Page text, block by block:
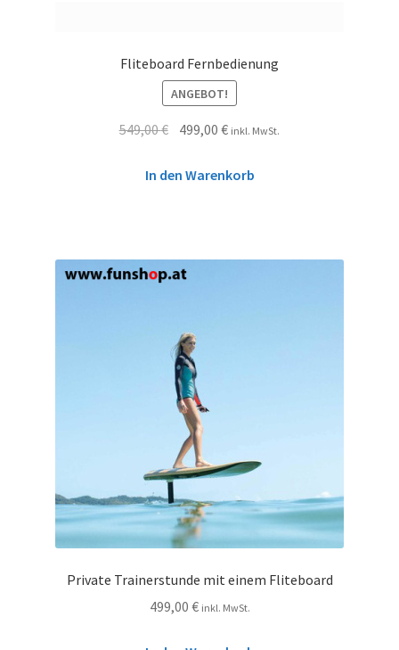
Fliteboard Fernbedienung
ANGEBOT!
549,00€ 499,00€ inkl. MwSt.
In den Warenkorb
Private Trainerstunde mit einem Fliteboard
499,00 € inkl. MwSt.